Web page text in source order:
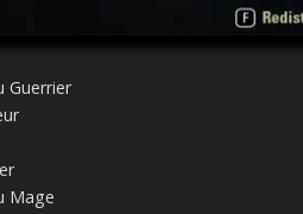
Guerrier
Mage